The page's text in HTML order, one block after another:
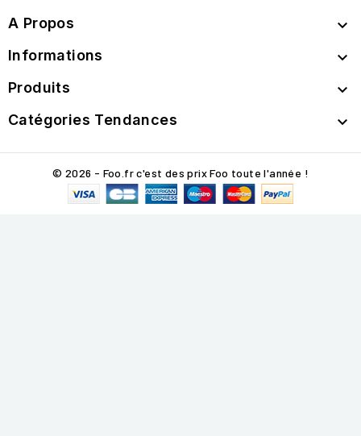
A Propos 
Informations 
Produits 
Catégories Tendances 
© 2026 - Foo.fr c'est des prix Foo toute l'année !